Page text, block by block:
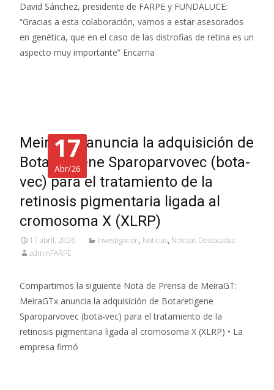
David Sánchez, presidente de FARPE y FUNDALUCE:
“Gracias a esta colaboración, vamos a estar asesorados
en genética, que en el caso de las distrofias de retina es un
aspecto muy importante” Encarna
17
Abr/26
MeiraGTx anuncia la adquisición de
Botaretigene Sparoparvovec (bota-
vec) para el tratamiento de la
retinosis pigmentaria ligada al
cromosoma X (XLRP)
17 abril, 2026 Investigación, Noticias, Noticias Destacadas
adminFARPE
Compartimos la siguiente Nota de Prensa de MeiraGT:
MeiraGTx anuncia la adquisición de Botaretigene
Sparoparvovec (bota-vec) para el tratamiento de la
retinosis pigmentaria ligada al cromosoma X (XLRP) • La
empresa firmó